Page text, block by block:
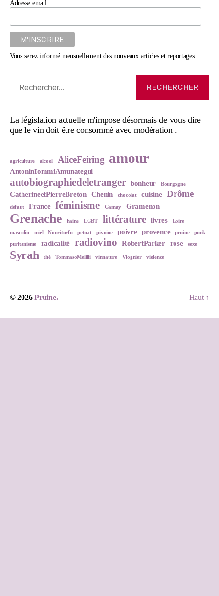
Adresse email
Vous serez informé mensuellement des nouveaux articles et reportages.
La législation actuelle m'impose désormais de vous dire
que le vin doit être consommé avec modération .
agriculture alcool AliceFeiring amour
AntoninIommiAmunategui
autobiographiedeletranger bonheur Bourgogne
CatherineetPierreBreton Chenin chocolat cuisine Drôme
défaut France féminisme Gamay Gramenon
Grenache haine LGBT littérature livres Loire
masculin miel Nouriturfu petnat pivoine poivre provence pruine punk
puritanisme radicalité radiovino RobertParker rose sexe
Syrah thé TommasoMelilli vinnature Viognier violence
© 2026Pruine. Haut ↑